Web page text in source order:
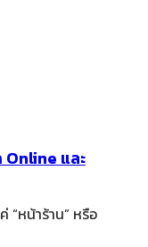
และ
“หน้าร้าน” หรือ